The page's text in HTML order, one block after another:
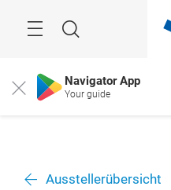
Suche
Close Navigator App
Your guide
Ausstellerübersicht